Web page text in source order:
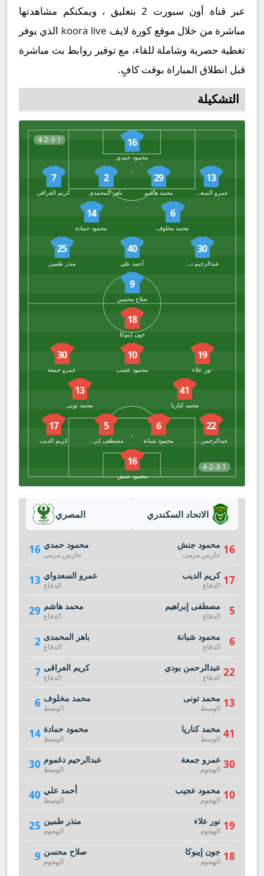
عبر قناة أون سبورت 2 بتعليق ، ويمكنكم مشاهدتها
مباشرة من خلال موقع كورة لايف koora live الذي يوفر
تغطية حصرية وشاملة للقاء، مع توفير روابط بث مباشرة
قبل انطلاق المباراة بوقت كافٍ.
التشكيلة
4-2-3-1 16
محمود حمدي
13
عمرو السعدواي
29
محمد هاشم
2
باهر المحمدى
7
كريم العراقى
6
محمد مخلوف
14
محمود حمادة
30
عبدالرحيم دغموم
40
أحمد علي
25
منذر طمين
9
صلاح محسن
4-2-3-1
18
جون إيبوكا
19
نور علاء
10
محمود عجيب
30
عمرو جمعة
41
محمد كناريا
13
محمد تونى
22
عبدالرحمن بودي
6
محمود شبانة
5
مصطفى إبراهيم
17
كريم الديب
16
محمود جنش
المصري
16 محمود حمدي
حارس مرمى
13 عمرو السعدواي
الدفاع
29 محمد هاشم
الدفاع
2 باهر المحمدى
الدفاع
7 كريم العراقى
الدفاع
6 محمد مخلوف
الوسط
14 محمود حمادة
الوسط
30 عبدالرحيم دغموم
الوسط
40 أحمد علي
الوسط
25 منذر طمين
الهجوم
9 صلاح محسن
الهجوم
الاتحاد السكندري
16 محمود جنش
حارس مرمى
17 كريم الديب
الدفاع
5 مصطفى إبراهيم
الدفاع
6 محمود شبانة
الدفاع
22 عبدالرحمن بودي
الدفاع
13 محمد تونى
الوسط
41 محمد كناريا
الوسط
30 عمرو جمعة
الهجوم
10 محمود عجيب
الهجوم
19 نور علاء
الهجوم
18 جون إيبوكا
الهجوم